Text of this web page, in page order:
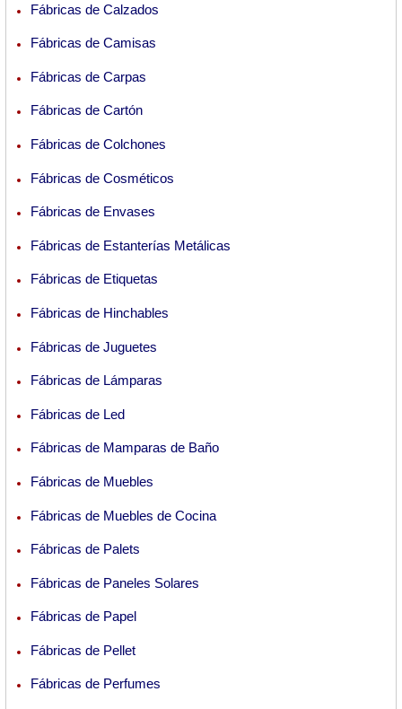
Fábricas de Calzados
Fábricas de Camisas
Fábricas de Carpas
Fábricas de Cartón
Fábricas de Colchones
Fábricas de Cosméticos
Fábricas de Envases
Fábricas de Estanterías Metálicas
Fábricas de Etiquetas
Fábricas de Hinchables
Fábricas de Juguetes
Fábricas de Lámparas
Fábricas de Led
Fábricas de Mamparas de Baño
Fábricas de Muebles
Fábricas de Muebles de Cocina
Fábricas de Palets
Fábricas de Paneles Solares
Fábricas de Papel
Fábricas de Pellet
Fábricas de Perfumes